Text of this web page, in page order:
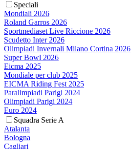
Speciali
Mondiali 2026
Roland Garros 2026
Sportmediaset Live Riccione 2026
Scudetto Inter 2026
Olimpiadi Invernali Milano Cortina 2026
Super Bowl 2026
Eicma 2025
Mondiale per club 2025
EICMA Riding Fest 2025
Paralimpiadi Parigi 2024
Olimpiadi Parigi 2024
Euro 2024
Squadra Serie A
Atalanta
Bologna
Cagliari